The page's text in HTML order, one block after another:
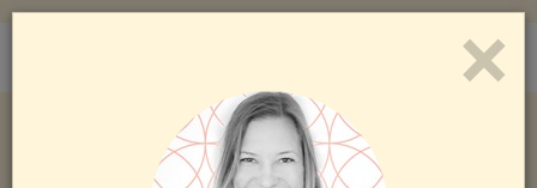
×
Registrácia